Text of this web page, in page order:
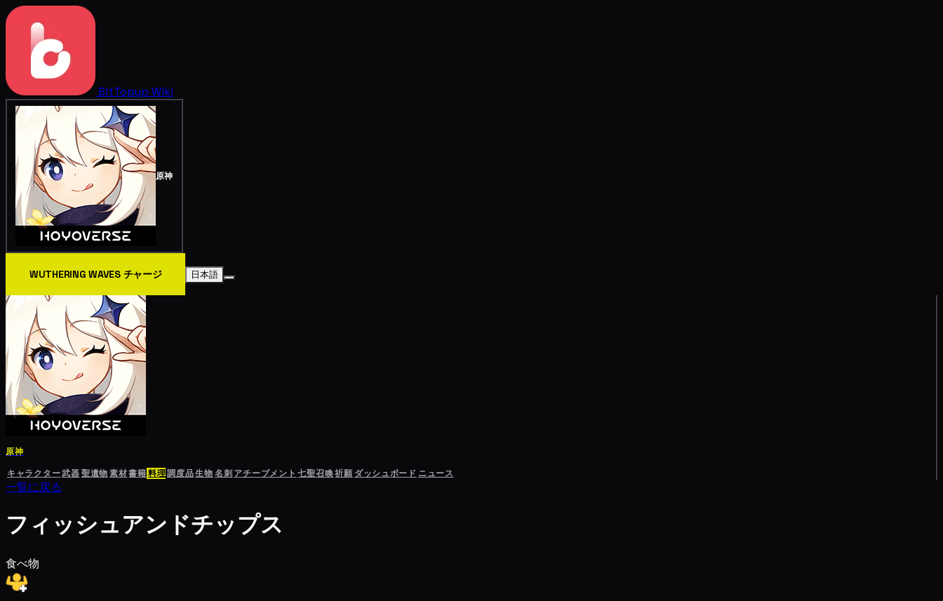
BitTopup Wiki
原神
WUTHERING WAVES チャージ 日本語
原神
キャラクター武器聖遺物素材書籍料理調度品生物名刺 アチーブメント 七聖召喚祈願 ダッシュボード ニュース
一覧に戻る
フィッシュアンドチップス
食べ物